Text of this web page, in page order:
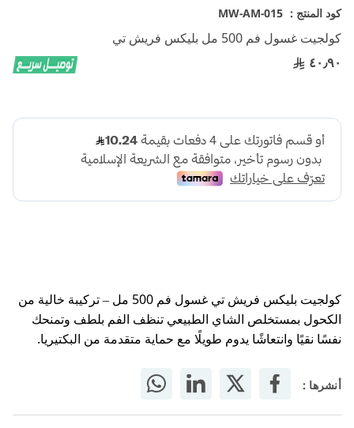
كود المنتج : MW-AM-015
كولجيت غسول فم 500 مل بليكس فريش تي
٤٠٫٩٠
كولجيت بليكس فريش تي غسول فم 500 مل – تركيبة خالية من
الكحول بمستخلص الشاي الطبيعي تنظف الفم بلطف وتمنحك
نفسًا نقيًا وانتعاشًا يدوم طويلًا مع حماية متقدمة من البكتيريا.
أنشرها :
بداية
معرض
الصور